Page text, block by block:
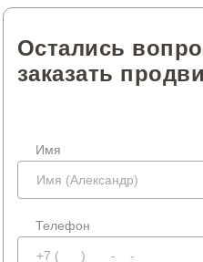
Остались
заказать
Имя
Телефон